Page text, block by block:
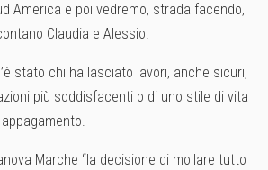
America e poi vedremo, strada facendo,
Claudia e Alessio.
stato chi ha lasciato lavori, anche sicuri,
più soddisfacenti o di uno stile di vita
Marche “la decisione di mollare tutto